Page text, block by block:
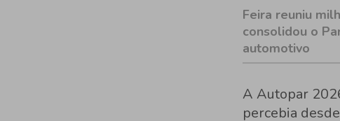
Feira reuniu
consolidou o
automotivo
A Autopar
percebia